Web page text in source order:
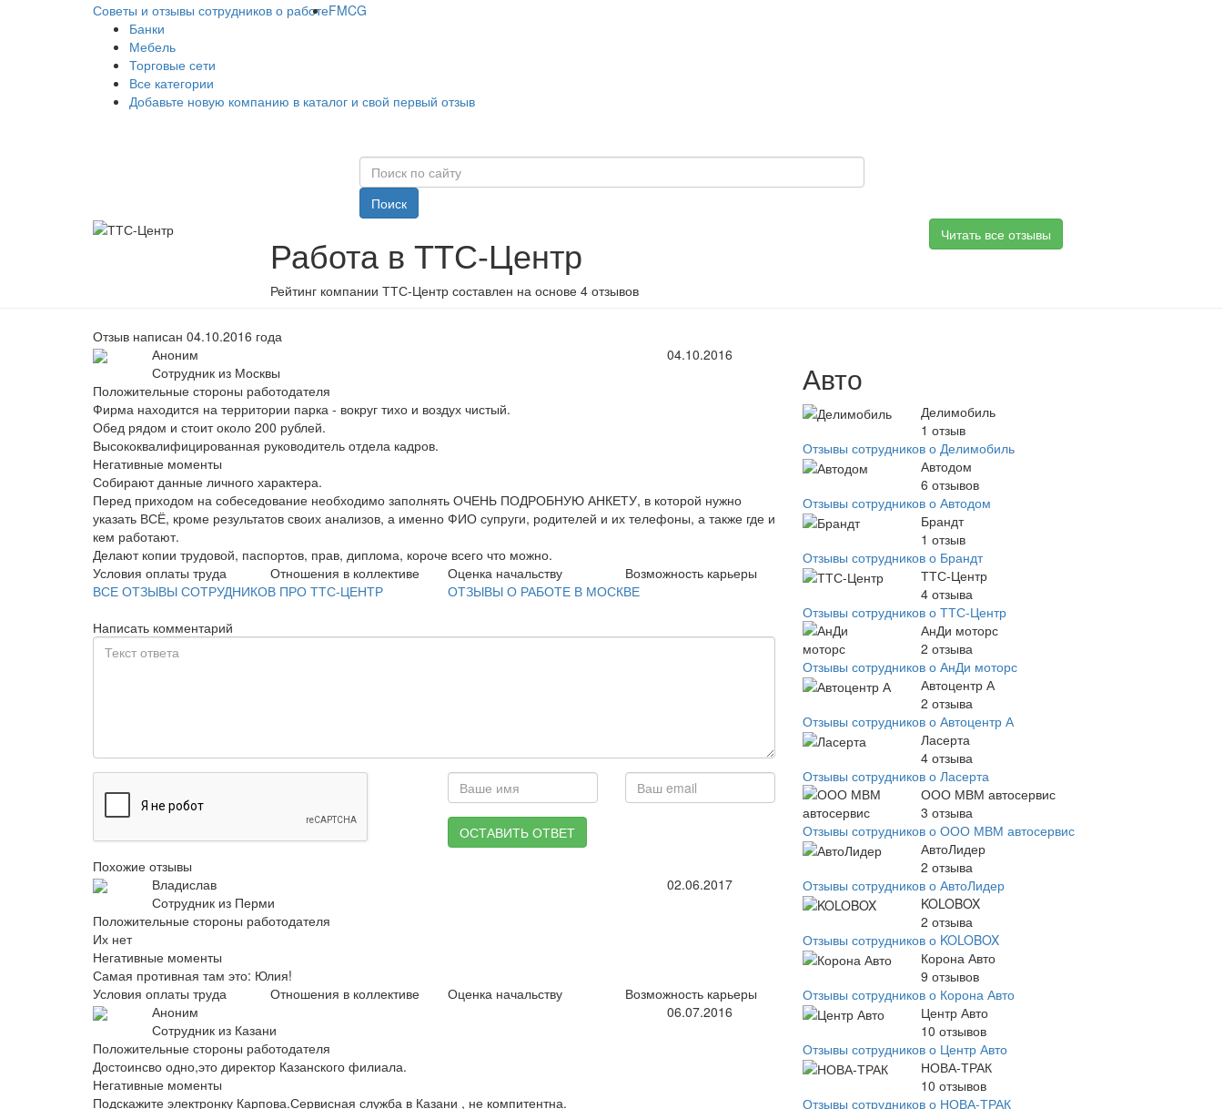
Советы и отзывы сотрудников о работеFMCG
Банки
Мебель
Торговые сети
Все категории
Добавьте новую компанию в каталог и свой первый отзыв
Поиск
Работа в ТТС-Центр
Рейтинг компании ТТС-Центр составлен на основе 4 отзывов
Читать все отзывы
Отзыв написан 04.10.2016 года
Аноним
Сотрудник из Москвы
04.10.2016
Положительные стороны работодателя
Фирма находится на территории парка - вокруг тихо и воздух чистый.
Обед рядом и стоит около 200 рублей.
Высококвалифицированная руководитель отдела кадров.
Негативные моменты
Собирают данные личного характера.
Перед приходом на собеседование необходимо заполнять ОЧЕНЬ ПОДРОБНУЮ АНКЕТУ, в которой нужно
указать ВСЁ, кроме результатов своих анализов, а именно ФИО супруги, родителей и их телефоны, а также где и
кем работают.
Делают копии трудовой, паспортов, прав, диплома, короче всего что можно.
Условия оплаты труда
Отношения в коллективе Оценка начальству
Возможность карьеры
ВСЕ ОТЗЫВЫ СОТРУДНИКОВ ПРО ТТС-ЦЕНТР
ОТЗЫВЫ О РАБОТЕ В МОСКВЕ
Написать комментарий
ОСТАВИТЬ ОТВЕТ
Похожие отзывы
Владислав
Сотрудник из Перми
02.06.2017
Положительные стороны работодателя
Их нет
Негативные моменты
Самая противная там это: Юлия!
Условия оплаты труда
Отношения в коллективе Оценка начальству
Возможность карьеры
Аноним
Сотрудник из Казани
06.07.2016
Положительные стороны работодателя
Достоинсво одно,это директор Казанского филиала.
Негативные моменты
Подскажите электронку Карпова.Сервисная служба в Казани , не компитентна.
Авто
Делимобиль
1 отзыв
Отзывы сотрудников о Делимобиль
Автодом
6 отзывов
Отзывы сотрудников о Автодом
Брандт
1 отзыв
Отзывы сотрудников о Брандт
ТТС-Центр
4 отзыва
Отзывы сотрудников о ТТС-Центр
АнДи моторс
2 отзыва
Отзывы сотрудников о АнДи моторс
Автоцентр А
2 отзыва
Отзывы сотрудников о Автоцентр А
Ласерта
4 отзыва
Отзывы сотрудников о Ласерта
ООО МВМ автосервис
3 отзыва
Отзывы сотрудников о ООО МВМ автосервис
АвтоЛидер
2 отзыва
Отзывы сотрудников о АвтоЛидер
KOLOBOX
2 отзыва
Отзывы сотрудников о KOLOBOX
Корона Авто
9 отзывов
Отзывы сотрудников о Корона Авто
Центр Авто
10 отзывов
Отзывы сотрудников о Центр Авто
НОВА-ТРАК
10 отзывов
Отзывы сотрудников о НОВА-ТРАК